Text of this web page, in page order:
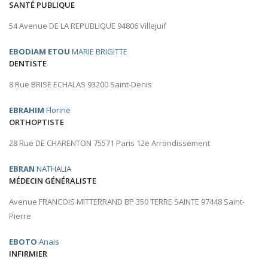
SANTÉ PUBLIQUE
54 Avenue DE LA REPUBLIQUE 94806 Villejuif
EBODIAM ETOU MARIE BRIGITTE
DENTISTE
8 Rue BRISE ECHALAS 93200 Saint-Denis
EBRAHIM Florine
ORTHOPTISTE
28 Rue DE CHARENTON 75571 Paris 12e Arrondissement
EBRAN NATHALIA
MÉDECIN GÉNÉRALISTE
Avenue FRANCOIS MITTERRAND BP 350 TERRE SAINTE 97448 Saint-
Pierre
EBOTO Anais
INFIRMIER